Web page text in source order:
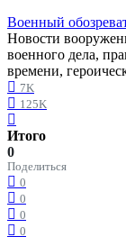
Военный
Новости
военного дела,
времени,
7K
125K
Итого
0
Поделиться
0
0
0
0